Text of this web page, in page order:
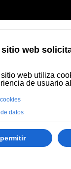
Publicaciones